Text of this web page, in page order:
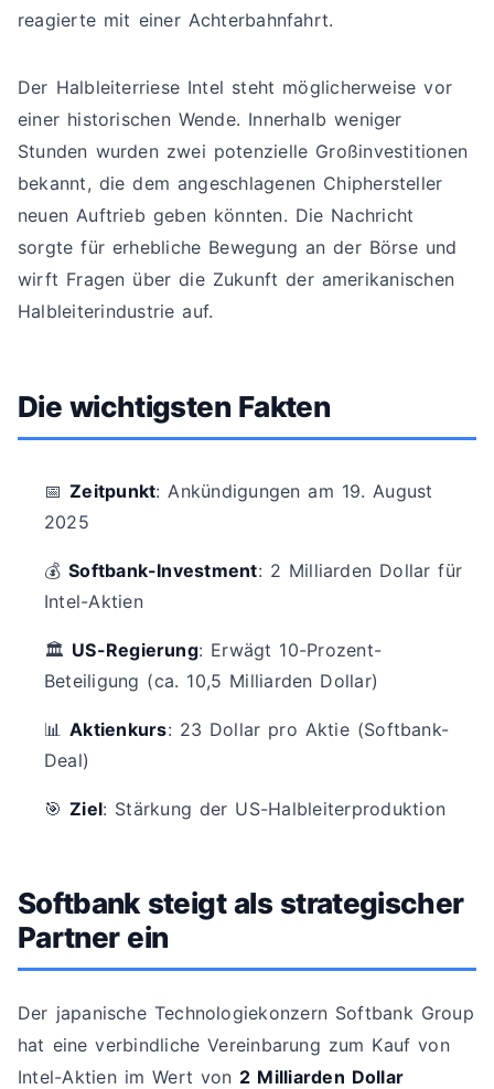
reagierte mit einer Achterbahnfahrt.
Der Halbleiterriese Intel steht möglicherweise vor
einer historischen Wende. Innerhalb weniger
Stunden wurden zwei potenzielle Großinvestitionen
bekannt, die dem angeschlagenen Chiphersteller
neuen Auftrieb geben könnten. Die Nachricht
sorgte für erhebliche Bewegung an der Börse und
wirft Fragen über die Zukunft der amerikanischen
Halbleiterindustrie auf.
Die wichtigsten Fakten
📅Zeitpunkt: Ankündigungen am 19. August
2025
💰Softbank-Investment: 2 Milliarden Dollar für
Intel-Aktien
🏛️ US-Regierung: Erwägt 10-Prozent-
Beteiligung (ca. 10,5 Milliarden Dollar)
📊Aktienkurs: 23 Dollar pro Aktie (Softbank-
Deal)
🎯Ziel: Stärkung der US-Halbleiterproduktion
Softbank steigt als strategischer
Partner ein
Der japanische Technologiekonzern Softbank Group
hat eine verbindliche Vereinbarung zum Kauf von
Intel-Aktien im Wert von 2 Milliarden Dollar